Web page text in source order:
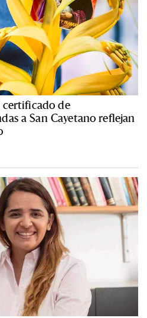
certificado de
a San Cayetano reflejan